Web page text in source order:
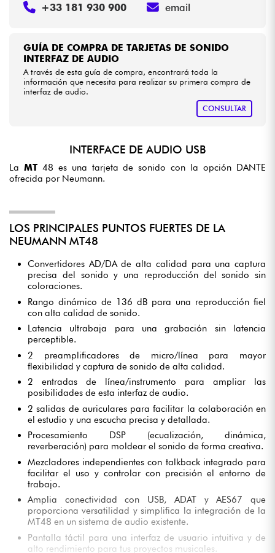
GUÍA DE COMPRA DE TARJETAS DE SONIDO
INTERFAZ DE AUDIO
A través de esta guía de compra, encontrará toda la
información que necesita para realizar su primera compra de
interfaz de audio.
CONSULTAR
+33 181 930 900 email
INTERFACE DE AUDIO USB
La MT48 es una tarjeta de sonido con la opción DANTE
ofrecida por Neumann.
LOS PRINCIPALES PUNTOS FUERTES DE LA
NEUMANN MT48
Convertidores AD/DA de alta calidad para una captura
precisa del sonido y una reproducción del sonido sin
coloraciones.
Rango dinámico de 136 dB para una reproducción fiel
con alta calidad de sonido.
Latencia ultrabaja para una grabación sin latencia
perceptible.
2 preamplificadores de micro/línea para mayor
flexibilidad y captura de sonido de alta calidad.
2 entradas de línea/instrumento para ampliar las
posibilidades de esta interfaz de audio.
2 salidas de auriculares para facilitar la colaboración en
el estudio y una escucha precisa y detallada.
Procesamiento DSP (ecualización, dinámica,
reverberación) para moldear el sonido de forma creativa.
Mezcladores independientes con talkback integrado para
facilitar el uso y controlar con precisión el entorno de
trabajo.
Amplia conectividad con USB, ADAT y AES67 que
proporciona versatilidad y simplifica la integración de la
MT48 en un sistema de audio existente.
Pantalla táctil para una interfaz de usuario intuitiva y de
alto rendimiento para tus proyectos musicales.